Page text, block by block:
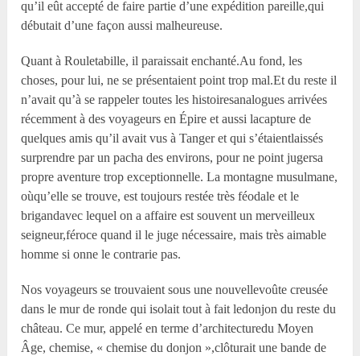
qu’il eût accepté de faire partie d’une expédition pareille,qui
débutait d’une façon aussi malheureuse.
Quant à Rouletabille, il paraissait enchanté.Au fond, les
choses, pour lui, ne se présentaient point trop mal.Et du reste il
n’avait qu’à se rappeler toutes les histoiresanalogues arrivées
récemment à des voyageurs en Épire et aussi lacapture de
quelques amis qu’il avait vus à Tanger et qui s’étaientlaissés
surprendre par un pacha des environs, pour ne point jugersa
propre aventure trop exceptionnelle. La montagne musulmane,
oùqu’elle se trouve, est toujours restée très féodale et le
brigandavec lequel on a affaire est souvent un merveilleux
seigneur,féroce quand il le juge nécessaire, mais très aimable
homme si onne le contrarie pas.
Nos voyageurs se trouvaient sous une nouvellevoûte creusée
dans le mur de ronde qui isolait tout à fait ledonjon du reste du
château. Ce mur, appelé en terme d’architecturedu Moyen
Âge, chemise, « chemise du donjon »,clôturait une bande de